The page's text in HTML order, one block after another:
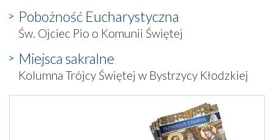
Pobożność Eucharystyczna
Św. Ojciec Pio o Komunii Świętej
Miejsca sakralne
Kolumna Trójcy Świętej w Bystrzycy Kłodzkiej